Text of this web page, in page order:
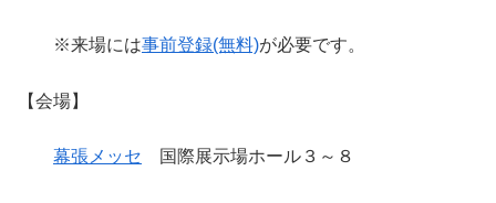
※来場には事前登録(無料)が必要です。
【会場】
幕張メッセ 国際展示場ホール３～８